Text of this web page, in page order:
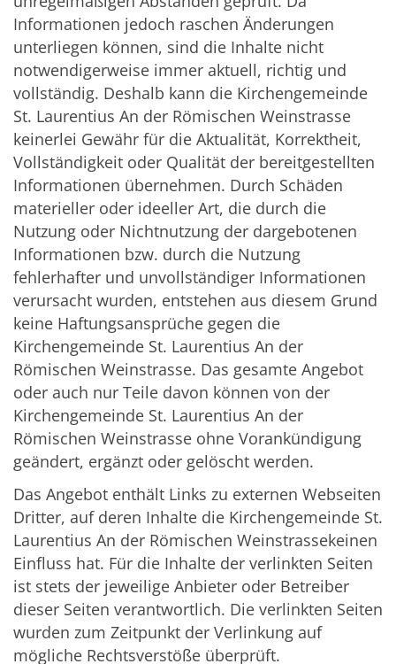
Informationen jedoch raschen Änderungen
unterliegen können, sind die Inhalte nicht
notwendigerweise immer aktuell, richtig und
vollständig. Deshalb kann die Kirchengemeinde
St. Laurentius An der Römischen Weinstrasse
keinerlei Gewähr für die Aktualität, Korrektheit,
Vollständigkeit oder Qualität der bereitgestellten
Informationen übernehmen. Durch Schäden
materieller oder ideeller Art, die durch die
Nutzung oder Nichtnutzung der dargebotenen
Informationen bzw. durch die Nutzung
fehlerhafter und unvollständiger Informationen
verursacht wurden, entstehen aus diesem Grund
keine Haftungsansprüche gegen die
Kirchengemeinde St. Laurentius An der
Römischen Weinstrasse. Das gesamte Angebot
oder auch nur Teile davon können von der
Kirchengemeinde St. Laurentius An der
Römischen Weinstrasse ohne Vorankündigung
geändert, ergänzt oder gelöscht werden.
Das Angebot enthält Links zu externen Webseiten
Dritter, auf deren Inhalte die Kirchengemeinde St.
Laurentius An der Römischen Weinstrassekeinen
Einfluss hat. Für die Inhalte der verlinkten Seiten
ist stets der jeweilige Anbieter oder Betreiber
dieser Seiten verantwortlich. Die verlinkten Seiten
wurden zum Zeitpunkt der Verlinkung auf
mögliche Rechtsverstöße überprüft.